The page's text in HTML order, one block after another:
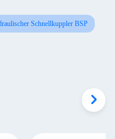
Schnellkuppler BSP